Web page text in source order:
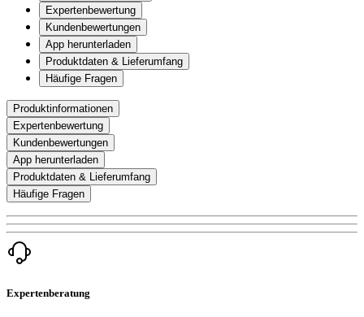
Expertenbewertung
Kundenbewertungen
App herunterladen
Produktdaten & Lieferumfang
Häufige Fragen
Produktinformationen
Expertenbewertung
Kundenbewertungen
App herunterladen
Produktdaten & Lieferumfang
Häufige Fragen
Expertenberatung